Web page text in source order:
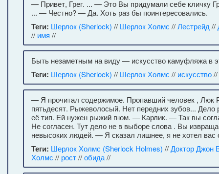
— Привет, Грег. ... — Это Вы придумали себе кличку
... — Честно? — Да. Хоть раз бы поинтересовались.
Теги: Шерлок (Sherlock) // Шерлок Холмс //Лестрейд //
// имя //
Быть незаметным на виду — искусство камуфляжа в
Теги: Шерлок (Sherlock) // Шерлок Холмс // искусство//
— Я прочитал содержимое. Пропавший человек , Люк
пятьдесят. Рыжеволосый. Нет передних зубов... Дело
её тип. Ей нужен рыжий гном. — Карлик. — Так вы
Не согласен. Тут дело не в выборе слова . Вы
невысоких людей. — Я сказал лишнее, я не хотел вас
Теги: Шерлок Холмс (Sherlock Holmes) //Доктор Джон
Холмс // рост//обида//